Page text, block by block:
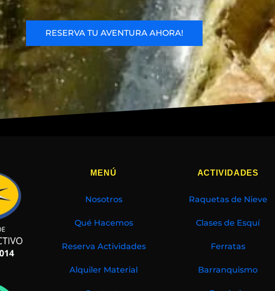
RESERVA TU AVENTURA AHORA!
MENÚ
Nosotros
Qué Hacemos
Reserva Actividades
Alquiler Material
ACTIVIDADES
Raquetas de Nieve
Clases de Esquí
Ferratas
Barranquismo